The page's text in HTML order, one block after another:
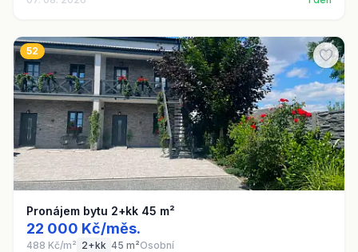
52
Pronájem bytu 2+kk 45 m²
22 000 Kč/měs.
488 Kč/m² 2+kk 45 m²Osobní